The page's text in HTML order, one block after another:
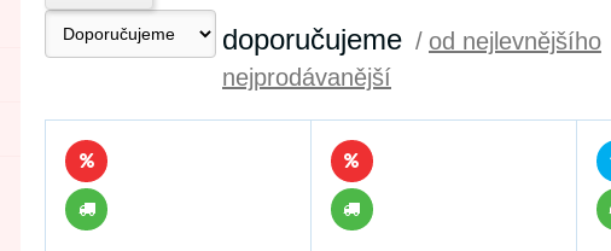
doporučujeme / od nejlevnějšího
nejprodávanější